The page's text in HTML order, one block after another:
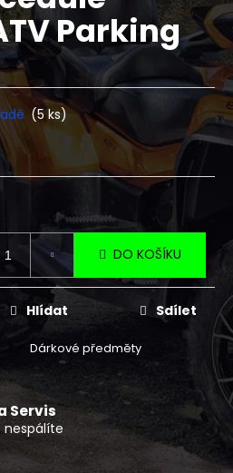
Parking
(5 ks)
DO KOŠÍKU
Dárkové předměty
Hlídat Sdílet
Servis
nespálíte